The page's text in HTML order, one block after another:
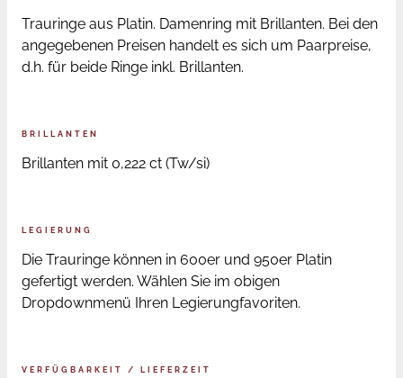
Trauringe aus Platin. Damenring mit Brillanten. Bei den
angegebenen Preisen handelt es sich um Paarpreise,
d.h. für beide Ringe inkl. Brillanten.
BRILLANTEN
Brillanten mit 0,222 ct (Tw/si)
LEGIERUNG
Die Trauringe können in 600er und 950er Platin
gefertigt werden. Wählen Sie im obigen
Dropdownmenü Ihren Legierungfavoriten.
VERFÜGBARKEIT / LIEFERZEIT